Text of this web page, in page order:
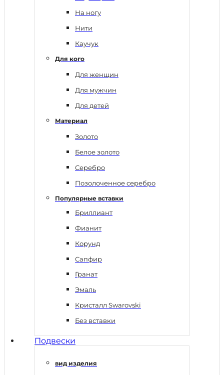
На ногу
Нити
Каучук
Для кого
Для женщин
Для мужчин
Для детей
Материал
Золото
Белое золото
Серебро
Позолоченное серебро
Популярные вставки
Бриллиант
Фианит
Корунд
Сапфир
Гранат
Эмаль
Кристалл Swarovski
Без вставки
Подвески
вид изделия